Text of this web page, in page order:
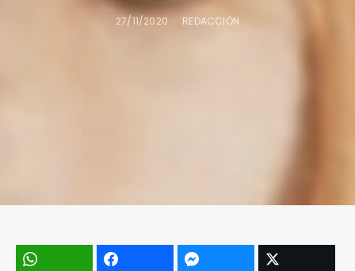
27/11/2020 REDACCIÓN